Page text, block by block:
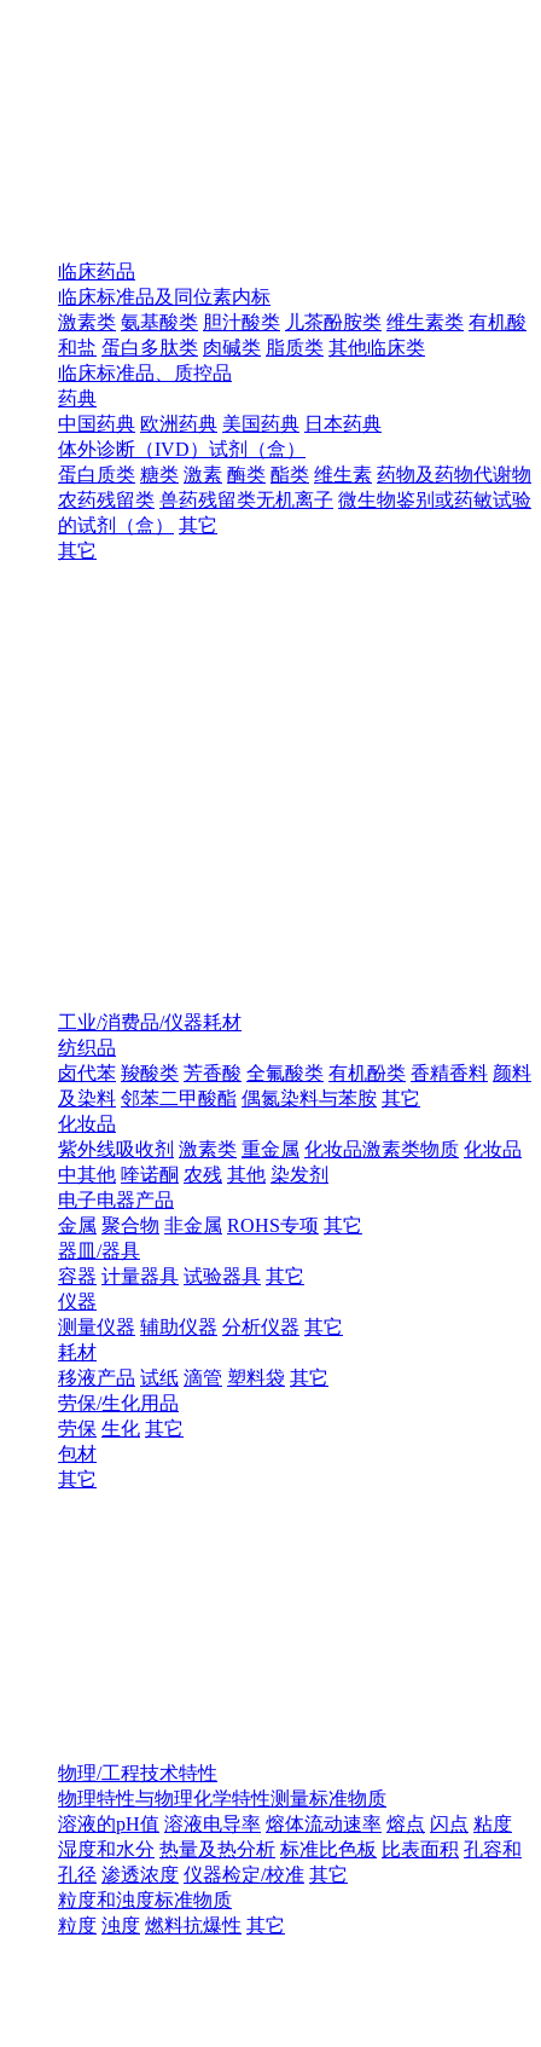
临床药品
临床标准品及同位素内标
激素类 氨基酸类 胆汁酸类 儿茶酚胺类 维生素类 有机酸
和盐 蛋白多肽类 肉碱类 脂质类 其他临床类
临床标准品、质控品
药典
中国药典 欧洲药典 美国药典 日本药典
体外诊断（IVD）试剂（盒）
蛋白质类 糖类 激素 酶类 酯类 维生素 药物及药物代谢物
农药残留类 兽药残留类无机离子 微生物鉴别或药敏试验
的试剂（盒）
其它
其它
工业/消费品/仪器耗材
纺织品
卤代苯 羧酸类 芳香酸 全氟酸类 有机酚类 香精香料 颜料
及染料 邻苯二甲酸酯 偶氮染料与苯胺 其它
化妆品
紫外线吸收剂 激素类 重金属 化妆品激素类物质 化妆品
中其他 喹诺酮 农残 其他 染发剂
电子电器产品
金属 聚合物 非金属 ROHS专项 其它
器皿/器具
容器 计量器具 试验器具 其它
仪器
测量仪器 辅助仪器 分析仪器 其它
耗材
移液产品 试纸 滴管 塑料袋 其它
劳保/生化用品
劳保 生化 其它
包材
其它
物理/工程技术特性
物理特性与物理化学特性测量标准物质
溶液的pH值 溶液电导率 熔体流动速率 熔点 闪点 粘度
湿度和水分 热量及热分析 标准比色板 比表面积 孔容和
孔径 渗透浓度 仪器检定/校准 其它
粒度和浊度标准物质
粒度 浊度 燃料抗爆性 其它